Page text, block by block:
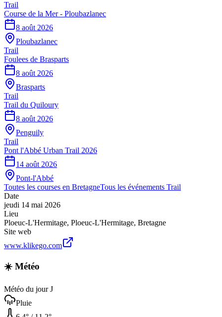
Trail
Course de la Mer - Ploubazlanec
8 août 2026
Ploubazlanec
Trail
Foulees de Brasparts
8 août 2026
Brasparts
Trail
Trail du Quiloury
8 août 2026
Penguily
Trail
Pont l'Abbé Urban Trail 2026
14 août 2026
Pont-l'Abbé
Toutes les courses en BretagneTous les événements Trail
Date
jeudi 14 mai 2026
Lieu
Ploeuc-L'Hermitage, Ploeuc-L'Hermitage, Bretagne
Site web
www.klikego.com
☀️ Météo
Météo du jour J
Pluie